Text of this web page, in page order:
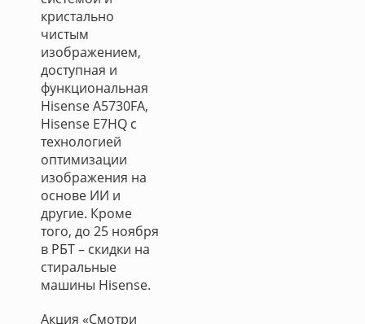
кристально
чистым
изображением,
доступная и
функциональная
Hisense A5730FA,
Hisense E7HQ с
технологией
оптимизации
изображения на
основе ИИ и
другие. Кроме
того, до 25 ноября
в РБТ – скидки на
стиральные
машины Hisense.
Акция «Смотри